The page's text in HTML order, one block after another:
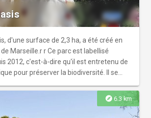
d'une surface de 2,3 ha, a été créé en
Marseille.r r Ce parc est labellisé
2012, c'est-à-dire qu'il est entretenu de
pour préserver la biodiversité. Il se
à la fois, la création d'ambiances
zone et incite à la promenade,
créant une dynamique et un
explore 6.3 km